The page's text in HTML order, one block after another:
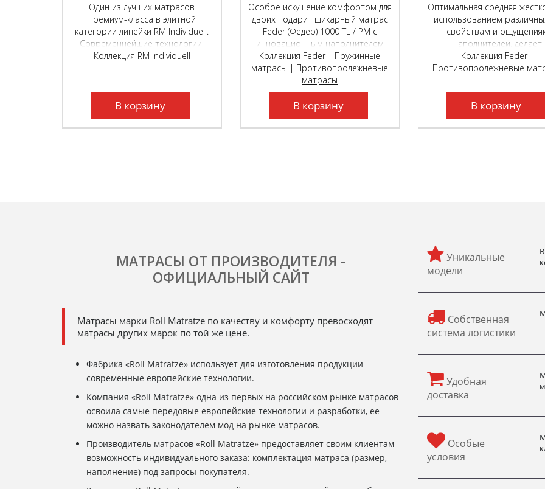
Один из лучших матрасов
премиум-класса в элитной
категории линейки RM Individuell.
Современнейшие технологии,
комбинация различных по высоте
высокотехнологичные материалы,
подарят вам неповторимый,
«королевский» комфорт.
Коллекция RM Individuell
В корзину
Особое искушение комфортом для
двоих подарит шикарный матрас
Feder (Федер) 1000 ТL / РМ с
инновационным наполнителем
TIGER touch® и возможностью
выбора уровня мягкости сторон
на пружинном блоке премиум
класса Roll Feder Micropocket S
2000.
Коллекция Feder| Пружинные
матрасы | Противопролежневые
матрасы
В корзину
Оптимальная средняя
использованием
свойствам и
наполнителей, делает
двусторонний матрас
(Федер) 500 L+/+М
подойдёт как молодым,
пожилым людям.
Коллекция Feder|
Противопролежневые
В корзину
МАТРАСЫ ОТ ПРОИЗВОДИТЕЛЯ -
ОФИЦИАЛЬНЫЙ САЙТ
Матрасы марки Roll Matratze по качеству и комфорту превосходят
матрасы других марок по той же цене.
Фабрика «Roll Matratze» использует для изготовления продукции
современные европейские технологии.
Компания «Roll Matratze» одна из первых на российском рынке матрасов
освоила самые передовые европейские технологии и разработки, ее
можно назвать законодателем мод на рынке матрасов.
Производитель матрасов «Roll Matratze» предоставляет своим клиентам
возможность индивидуального заказа: комплектация матраса (размер,
наполнение) под запросы покупателя.
Уникальные
модели
Собственная
система логистики
Удобная
доставка
Особые
условия